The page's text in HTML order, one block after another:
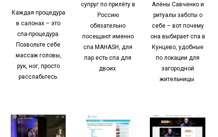
Каждая процедура
в салонах – это
спа-процедура.
Позвольте себе
массаж головы,
рук, ног, просто
расслабьтесь.
супруг по прилёту в
Россию
обязательно
посещают именно
спа MAHASH, для
пар есть спа для
двоих.
Алёны Савченко и
ритуалы заботы о
себе – вот почему
она выбирает спа в
Кунцево, удобные
по локации для
загородной
жительницы.